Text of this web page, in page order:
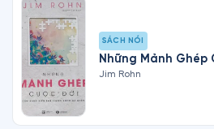
SÁCH NÓI
Những Mảnh Ghép
Jim Rohn